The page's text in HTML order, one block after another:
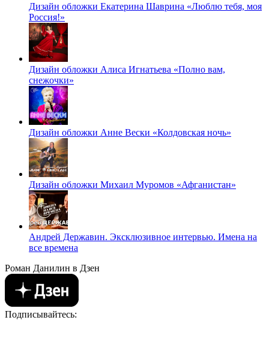
Дизайн обложки Екатерина Шаврина «Люблю тебя, моя
Россия!»
Дизайн обложки Алиса Игнатьева «Полно вам,
снежочки»
Дизайн обложки Анне Вески «Колдовская ночь»
Дизайн обложки Михаил Муромов «Афганистан»
Андрей Державин. Эксклюзивное интервью. Имена на
все времена
Роман Данилин в Дзен
Подписывайтесь: